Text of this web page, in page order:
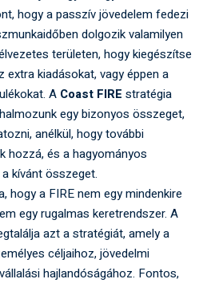
hogy a passzív jövedelem fedezi
dolgozik valamilyen
területen, hogy kiegészítse
kiadásokat, vagy éppen a
A Coast FIRE stratégia
egy bizonyos összeget,
anélkül, hogy további
hozzá, és a hagyományos
kívánt összeget.
hogy a FIRE nem egy mindenkire
egy rugalmas keretrendszer. A
azt a stratégiát, amely a
céljaihoz, jövedelmi
hajlandóságához. Fontos,